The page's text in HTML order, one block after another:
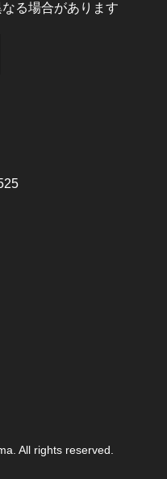
る場合があります
All rights reserved.